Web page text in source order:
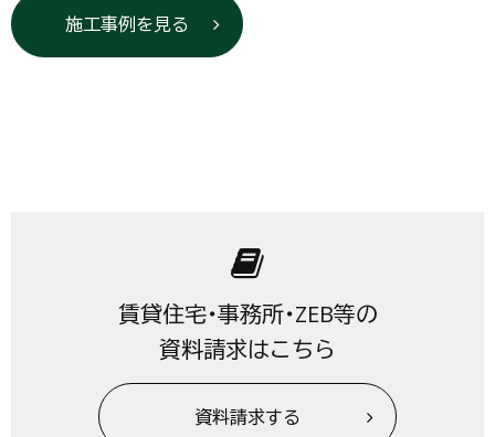
施工事例を見る
賃貸住宅・事務所・ZEB等の
資料請求はこちら
資料請求する